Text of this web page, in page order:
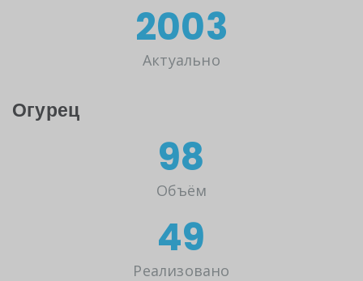
2024год
Актуально
Огурец
100т
Объём
50т
Реализовано